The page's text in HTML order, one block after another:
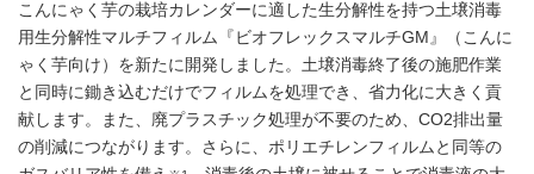
こんにゃく芋の栽培カレンダーに適した生分解性を持つ土壌消毒
用生分解性マルチフィルム『ビオフレックスマルチGM』（こんに
ゃく芋向け）を新たに開発しました。土壌消毒終了後の施肥作業
と同時に鋤き込むだけでフィルムを処理でき、省力化に大きく貢
献します。また、廃プラスチック処理が不要のため、CO2排出量
の削減につながります。さらに、ポリエチレンフィルムと同等の